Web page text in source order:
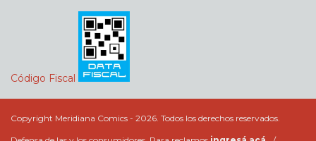
Código Fiscal
Copyright Meridiana Comics - 2026. Todos los derechos reservados.